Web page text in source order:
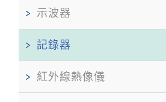
示波器
記錄器
紅外線熱像儀